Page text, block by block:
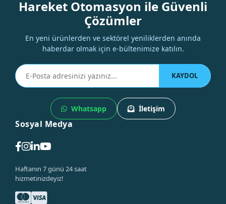
Hareket Otomasyon ile Güvenli
Çözümler
En yeni ürünlerden ve sektörel yeniliklerden anında
haberdar olmak için e-bültenimize katılın.
KAYDOL
Whatsapp İletişim
Sosyal Medya
Haftanın 7 günü 24 saat
hizmetinizdeyiz!